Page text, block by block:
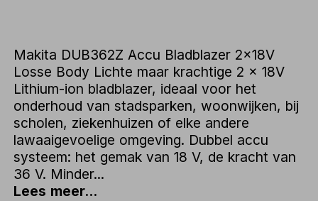
Makita DUB362Z Accu Bladblazer 2x18V
Losse Body Lichte maar krachtige 2 x 18V
Lithium-ion bladblazer, ideaal voor het
onderhoud van stadsparken, woonwijken, bij
scholen, ziekenhuizen of elke andere
lawaaigevoelige omgeving. Dubbel accu
systeem: het gemak van 18 V, de kracht van
36 V. Minder...
Lees meer...